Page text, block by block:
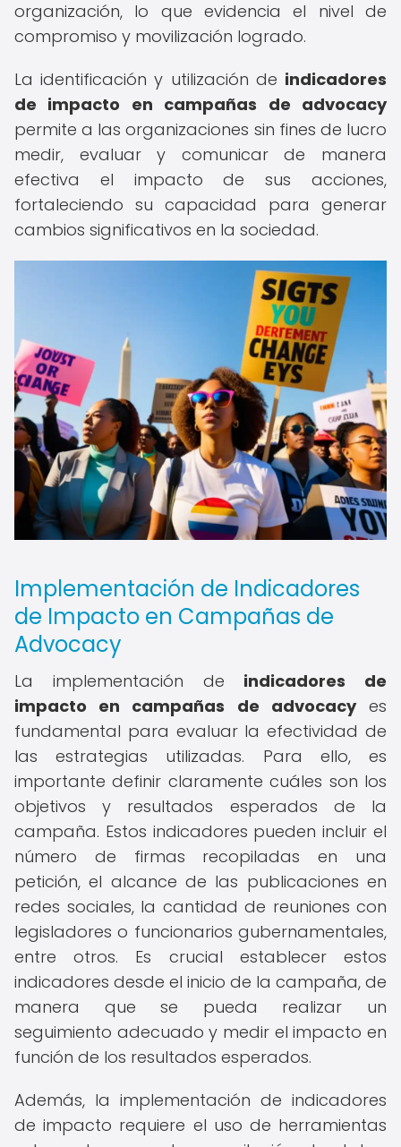
organización, lo que evidencia el nivel de
compromiso y movilización logrado.
La identificación y utilización de indicadores
de impacto en campañas de advocacy
permite a las organizaciones sin fines de lucro
medir, evaluar y comunicar de manera
efectiva el impacto de sus acciones,
fortaleciendo su capacidad para generar
cambios significativos en la sociedad.
Implementación de Indicadores
de Impacto en Campañas de
Advocacy
La implementación de indicadores de
impacto en campañas de advocacyes
fundamental para evaluar la efectividad de
las estrategias utilizadas. Para ello, es
importante definir claramente cuáles son los
objetivos y resultados esperados de la
campaña. Estos indicadores pueden incluir el
número de firmas recopiladas en una
petición, el alcance de las publicaciones en
redes sociales, la cantidad de reuniones con
legisladores o funcionarios gubernamentales,
entre otros. Es crucial establecer estos
indicadores desde el inicio de la campaña, de
manera que se pueda realizar un
seguimiento adecuado y medir el impacto en
función de los resultados esperados.
Además, la implementación de indicadores
de impacto requiere el uso de herramientas